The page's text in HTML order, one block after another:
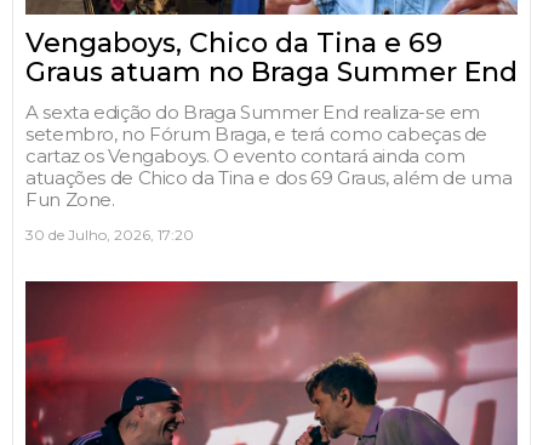
Vengaboys, Chico da Tina e 69
Graus atuam no Braga Summer End
A sexta edição do Braga Summer End realiza-se em
setembro, no Fórum Braga, e terá como cabeças de
cartaz os Vengaboys. O evento contará ainda com
atuações de Chico da Tina e dos 69 Graus, além de uma
Fun Zone.
30 de Julho, 2026, 17:20